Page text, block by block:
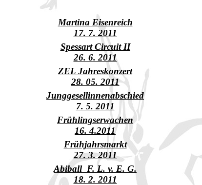
Martina Eisenreich
17. 7. 2011
Spessart Circuit II
26. 6. 2011
ZEL Jahreskonzert
28. 05. 2011
Junggesellinnenabschied
7. 5. 2011
Frühlingserwachen
16. 4.2011
Frühjahrsmarkt
27. 3. 2011
Abiball F. L. v. E. G.
18. 2. 2011